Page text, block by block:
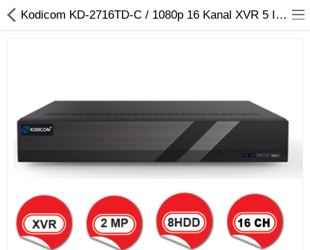
Kameralar
Hırsız Alarm Sistemleri
Yangın Alarm Sistemleri
Kodicom KD-2716TD-C / 1080p 16 Kanal XVR 5 IN 1 Hibrit Kayıt Cihazı